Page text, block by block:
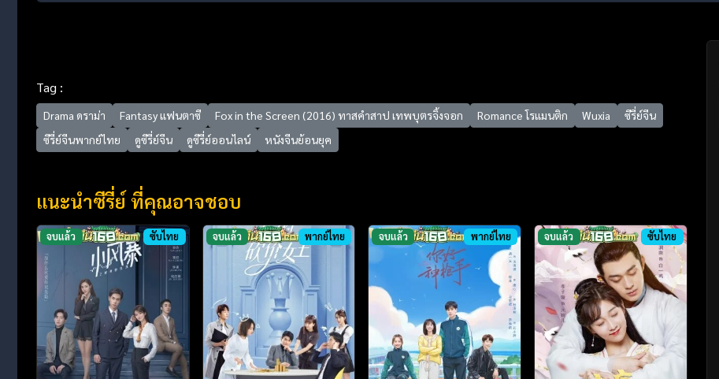
Tag :
Drama ดราม่า Fantasy แฟนตาซี Fox in the Screen (2016) ทาสคำสาป เทพบุตรจิ้งจอก Romance โรแมนติก Wuxia
ซีรี่ย์จีน
ซีรี่ย์จีนพากย์ไทย
ดูซีรี่ย์จีน ดูซีรี่ย์ออนไลน์ หนังจีนย้อนยุค
แนะนำซีรี่ย์ ที่คุณอาจชอบ
จบแล้ว ซับไทย จบแล้ว พากย์ไทย จบแล้ว พากย์ไทย จบแล้ว ซับไทย